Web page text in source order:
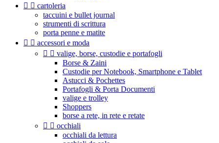
  cartoleria
taccuini e bullet journal
strumenti di scrittura
porta penne e matite
  accessori e moda
  valige, borse, custodie e portafogli
Borse & Zaini
Custodie per Notebook, Smartphone e Tablet
Astucci & Pochettes
Portafogli & Porta Documenti
valige e trolley
Shoppers
borse a rete, in rete e retate
  occhiali
occhiali da lettura